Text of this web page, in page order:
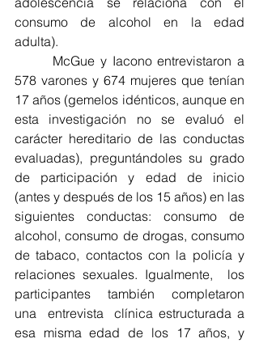
consumo de alcohol en la edad
adulta).
578 varones y 674 mujeres que tenían
17 años (gemelos idénticos, aunque en
esta investigación no se evaluó el
carácter hereditario de las conductas
evaluadas), preguntándoles su grado
de participación y edad de inicio
(antes y después de los 15 años) en las
siguientes conductas: consumo de
alcohol, consumo de drogas, consumo
de tabaco, contactos con la policía y
relaciones sexuales. Igualmente,  los
participantes  también  completaron
una  entrevista  clínica estructurada a
esa misma edad de los 17 años, y